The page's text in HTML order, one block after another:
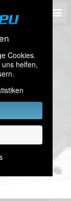
Cookies.
helfen,